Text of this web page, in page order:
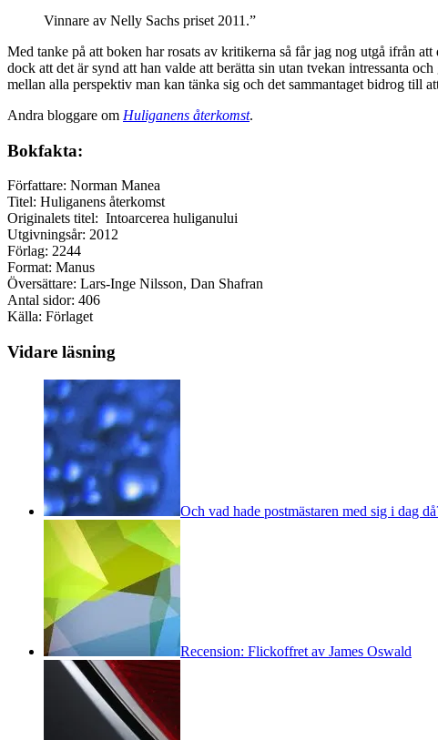
Vinnare av Nelly Sachs priset 2011.”
Med tanke på att boken har rosats av kritikerna så får jag nog utgå ifrån
dock att det är synd att han valde att berätta sin utan tvekan intressanta
mellan alla perspektiv man kan tänka sig och det sammantaget bidrog till
Andra bloggare om Huliganens återkomst.
Bokfakta:
Författare: Norman Manea
Titel: Huliganens återkomst
Originalets titel: Intoarcerea huliganului
Utgivningsår: 2012
Förlag: 2244
Format: Manus
Översättare: Lars-Inge Nilsson, Dan Shafran
Antal sidor: 406
Källa: Förlaget
Vidare läsning
Och vad hade postmästaren med sig i dag
Recension: Flickoffret av James Oswald